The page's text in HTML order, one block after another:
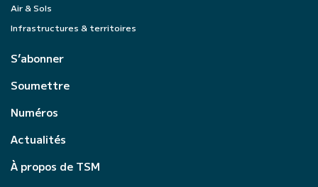
Air & Sols
Infrastructures & territoires
S’abonner
Soumettre
Numéros
Actualités
À propos de TSM